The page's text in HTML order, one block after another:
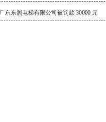
广东东照电梯有限公司被罚款 30000 元